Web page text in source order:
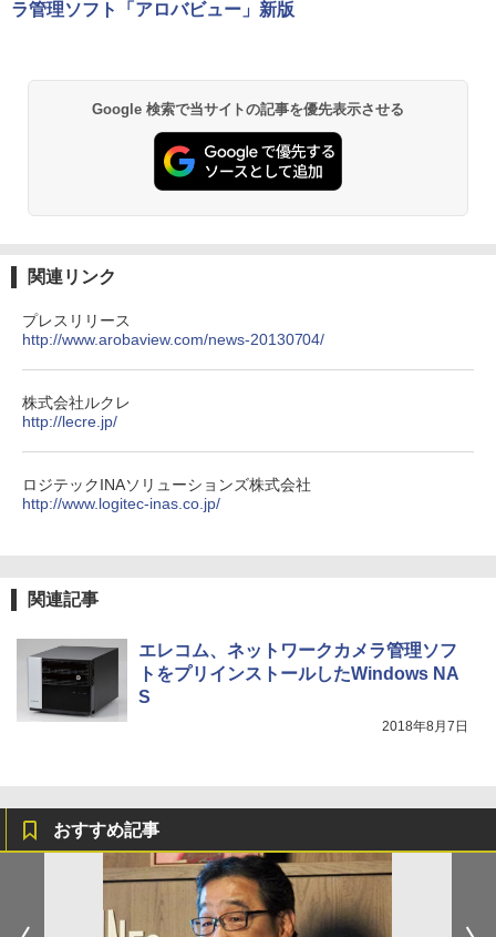
ラ管理ソフト「アロバビュー」新版
Google 検索で当サイトの記事を優先表示させる
関連リンク
プレスリリース
http://www.arobaview.com/news-20130704/
株式会社ルクレ
http://lecre.jp/
ロジテックINAソリューションズ株式会社
http://www.logitec-inas.co.jp/
関連記事
エレコム、ネットワークカメラ管理ソフ
トをプリインストールしたWindows NA
S
2018年8月7日
おすすめ記事